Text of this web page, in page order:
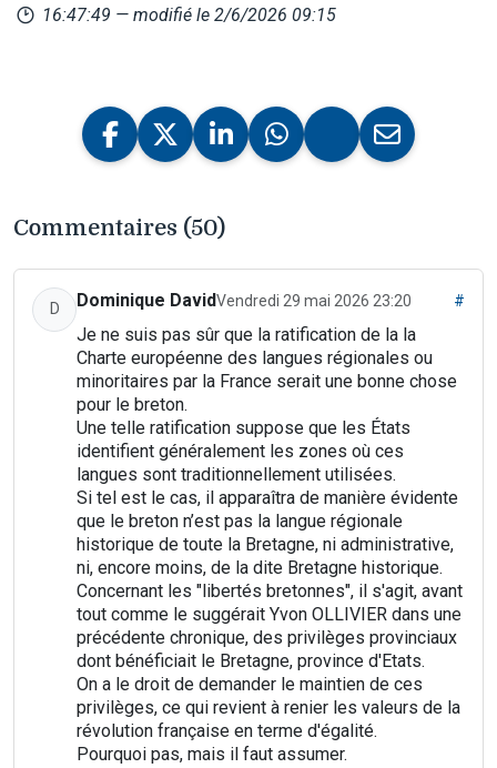
16:47:49 — modifié le 2/6/2026 09:15
Commentaires (50)
D Dominique DavidVendredi 29 mai 2026 23:20 #
Je ne suis pas sûr que la ratification de la la
Charte européenne des langues régionales ou
minoritaires par la France serait une bonne chose
pour le breton.
Une telle ratification suppose que les États
identifient généralement les zones où ces
langues sont traditionnellement utilisées.
Si tel est le cas, il apparaîtra de manière évidente
que le breton n’est pas la langue régionale
historique de toute la Bretagne, ni administrative,
ni, encore moins, de la dite Bretagne historique.
Concernant les "libertés bretonnes", il s'agit, avant
tout comme le suggérait Yvon OLLIVIER dans une
précédente chronique, des privilèges provinciaux
dont bénéficiait le Bretagne, province d'Etats.
On a le droit de demander le maintien de ces
privilèges, ce qui revient à renier les valeurs de la
révolution française en terme d'égalité.
Pourquoi pas, mais il faut assumer.